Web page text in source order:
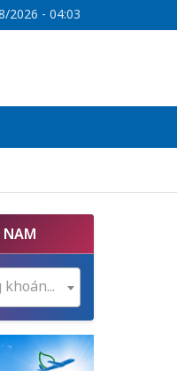
2026 - 04:03